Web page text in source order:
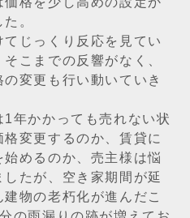
。
てじっくり反応を見てい
そこまでの反響がなく、
の変更も行い動いていき
1年かかっても売れない状
格変更するのか、賃貸に
始めるのか、売主様は悩
したが、空き家期間が延
建物の老朽化が進んだこ